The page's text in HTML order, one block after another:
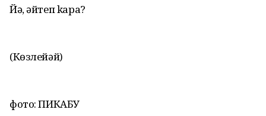
Йә, әйтеп kара?
(Көзлейәй)
фото: ПИКАБУ